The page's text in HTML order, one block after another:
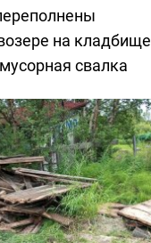
на кладбище
свалка